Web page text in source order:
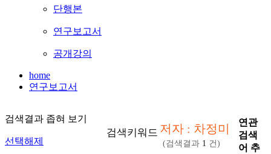
단행본
연구보고서
공개강의
home
연구보고서
검색결과 좁혀 보기
선택해제
검색키워드 저자 : 차정미
(검색결과 1 건)
연관
검색
어 추